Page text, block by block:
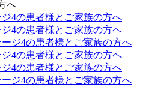
へ
4の患者様とご家族の方へ
4の患者様とご家族の方へ
ジ4の患者様とご家族の方へ
4の患者様とご家族の方へ
4の患者様とご家族の方へ
ジ4の患者様とご家族の方へ